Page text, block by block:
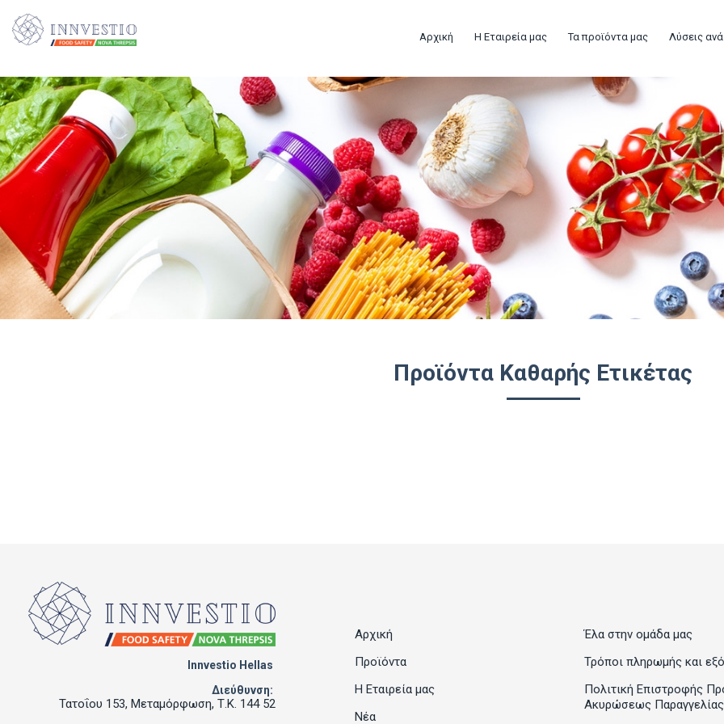
Αρχική Η Εταιρεία μας Τα προϊόντα μας Λύσεις
Προϊόντα Καθαρής Ετικέτας
Innvestio Hellas
Διεύθυνση:
Τατοΐου 153, Μεταμόρφωση, Τ.Κ. 144 52
Αρχική
Προϊόντα
Η Εταιρεία μας
Νέα
Έλα στην ομάδα μας
Τρόποι πληρωμής και
Πολιτική Επιστροφής
Ακυρώσεως Παραγγελίας